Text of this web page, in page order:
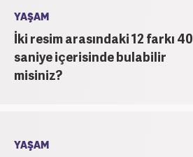
YAŞAM
İki resim arasındaki 12 farkı 40
saniye içerisinde bulabilir
misiniz?
YAŞAM